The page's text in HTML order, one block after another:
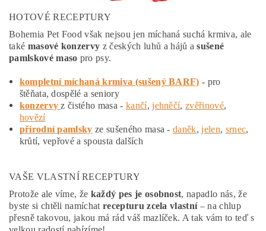
HOTOVÉ RECEPTURY
Bohemia Pet Food však nejsou jen míchaná suchá krmiva, ale
také masové konzervy z českých luhů a hájů asušené
pamlskové maso pro psy.
kompletní míchaná krmiva (sušený BARF) - pro
štěňata, dospělé a seniory
konzervyz čistého masa - kančí,jehněčí,zvěřinové,
hovězí
přírodní pamlsky ze sušeného masa -daněk,jelen, srnec,
krůtí, vepřové a spousta dalších
VAŠE VLASTNÍ RECEPTURY
Protože ale víme, že každý pes je osobnost, napadlo nás, že
byste si chtěli namíchatrecepturu zcela vlastní– na chlup
přesně takovou, jakou má rád váš mazlíček. A tak vám to teď s